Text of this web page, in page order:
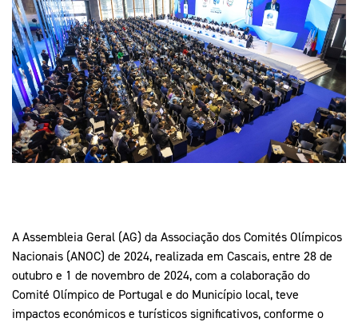
Marketing
Media
Documentos
Contactos
Mais Desporto
Equipa Portugal
Educação
Equipa Portugal
Arquivo Histórico
Educação Olímpica
Equipa Portugal
A Assembleia Geral (AG) da Associação dos Comités Olímpicos
Nacionais (ANOC) de 2024, realizada em Cascais, entre 28 de
outubro e 1 de novembro de 2024, com a colaboração do
Comité Olímpico de Portugal e do Município local, teve
impactos económicos e turísticos significativos, conforme o